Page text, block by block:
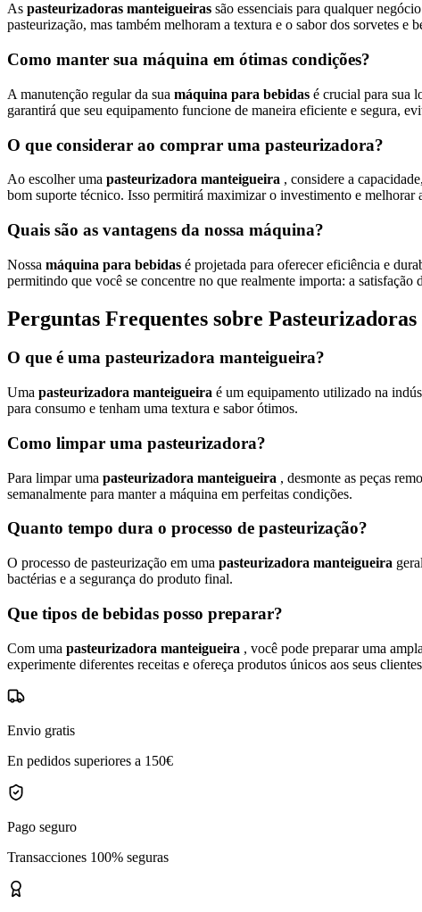
As pasteurizadoras manteigueiras são essenciais para qualquer
pasteurização, mas também melhoram a textura e o sabor dos sorvetes
Como manter sua máquina em ótimas condições?
A manutenção regular da sua máquina para bebidas é crucial para sua
garantirá que seu equipamento funcione de maneira eficiente e segura,
O que considerar ao comprar uma pasteurizadora?
Ao escolher uma pasteurizadora manteigueira , considere a
bom suporte técnico. Isso permitirá maximizar o investimento e melhorar
Quais são as vantagens da nossa máquina?
Nossa máquina para bebidas é projetada para oferecer eficiência e
permitindo que você se concentre no que realmente importa: a satisfação
Perguntas Frequentes sobre
O que é uma pasteurizadora manteigueira?
Uma pasteurizadora manteigueira é um equipamento utilizado na
para consumo e tenham uma textura e sabor ótimos.
Como limpar uma pasteurizadora?
Para limpar uma pasteurizadora manteigueira , desmonte as peças
semanalmente para manter a máquina em perfeitas condições.
Quanto tempo dura o processo de pasteurização?
O processo de pasteurização em uma pasteurizadora manteigueira
bactérias e a segurança do produto final.
Que tipos de bebidas posso preparar?
Com uma pasteurizadora manteigueira , você pode preparar uma
experimente diferentes receitas e ofereça produtos únicos aos seus
Envio gratis
En pedidos superiores a 150€
Pago seguro
Transacciones 100% seguras